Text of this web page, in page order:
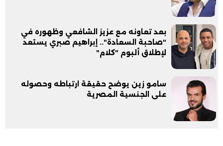
بعد تعاونه مع عزيز الشافعي وظهوره في
"صاحبة السعادة".. إبراهيم صبري يستعد
لإطلاق ألبوم "كلام"
سامو زين يوضح حقيقة ارتباطه وحصوله
على الجنسية المصرية